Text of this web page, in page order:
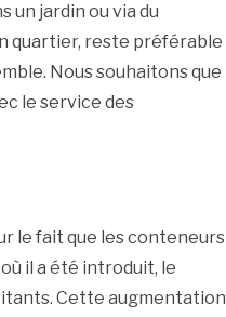
un jardin ou via du
quartier, reste préférable
Nous souhaitons que
le service des
le fait que les conteneurs
il a été introduit, le
Cette augmentation